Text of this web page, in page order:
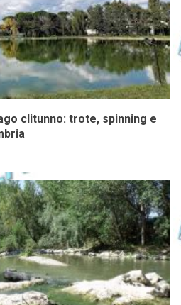
clitunno: trote, spinning e